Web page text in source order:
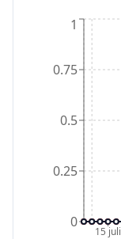
15 juli
0
0.25
0.5
0.75
1